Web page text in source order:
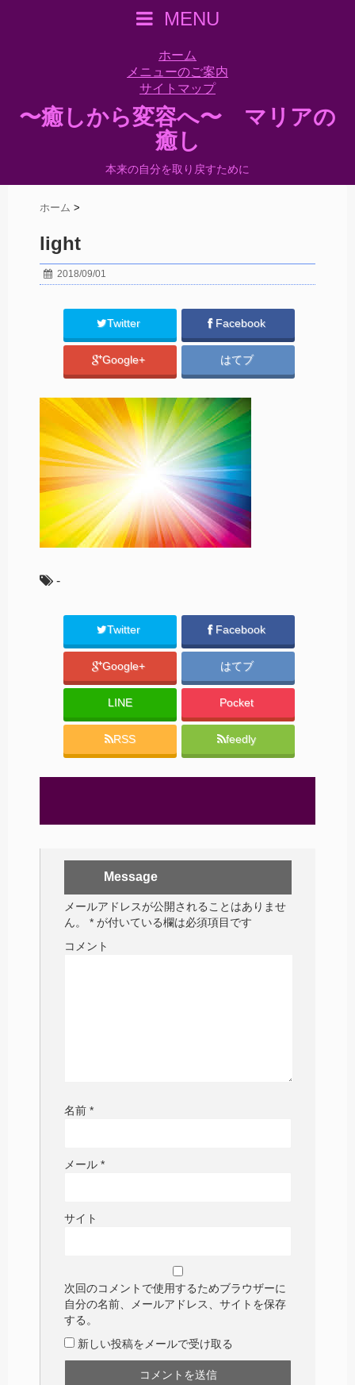
MENU
ホーム
メニューのご案内
サイトマップ
〜癒しから変容へ〜 マリアの
癒し
本来の自分を取り戻すために
ホーム >
light
2018/09/01
Twitter Facebook
Google+ はてブ
-
Twitter Facebook
Google+ はてブ
LINE Pocket
RSS feedly
Message
メールアドレスが公開されることはありませ
ん。
* が付いている欄は必須項目です
コメント
名前 *
メール *
サイト
次回のコメントで使用するためブラウザーに
自分の名前、メールアドレス、サイトを保存
する。
新しい投稿をメールで受け取る